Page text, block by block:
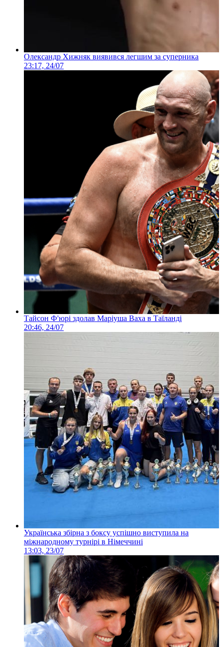
Олександр Хижняк виявився легшим за суперника
23:17, 24/07
Тайсон Ф'юрі здолав Маріуша Ваха в Таїланді
20:46, 24/07
Українська збірна з боксу успішно виступила на
міжнародному турнірі в Німеччині
13:03, 23/07